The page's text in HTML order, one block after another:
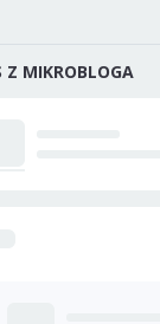
Z MIKROBLOGA